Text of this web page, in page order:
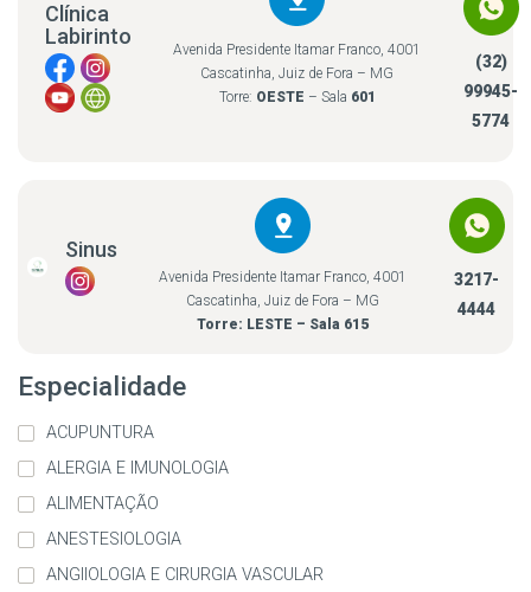
Clínica
Labirinto
Avenida Presidente Itamar Franco, 4001
Cascatinha, Juiz de Fora – MG
Torre: OESTE – Sala 601
(32)
99945-
5774
Sinus
Avenida Presidente Itamar Franco, 4001
Cascatinha, Juiz de Fora – MG
Torre: LESTE – Sala 615
3217-
4444
Especialidade
ACUPUNTURA
ALERGIA E IMUNOLOGIA
ALIMENTAÇÃO
ANESTESIOLOGIA
ANGIIOLOGIA E CIRURGIA VASCULAR